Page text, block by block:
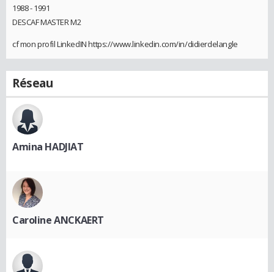
1988 - 1991
DESCAF MASTER M2
cf mon profil LinkedIN https://www.linkedin.com/in/didierdelangle
Réseau
Amina HADJIAT
Caroline ANCKAERT